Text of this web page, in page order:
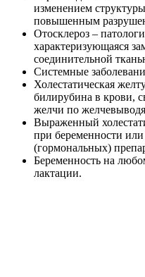
изменением
повышенным
Отосклероз –
характеризующаяся
соединительной
Системные
Холестатическая
билирубина в крови,
желчи по
Выраженный
при беременности
(гормональных)
Беременность на
лактации.